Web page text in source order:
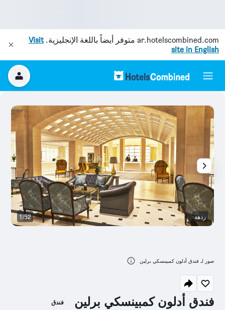
ar.hotelscombined.com متوفر أيضاً باللغة الإنجليزية.Visit
site in English
فندق أدلون كمبينسكي برلين فندق
ردهة 1/52
صور لـ فندق أدلون كمبينسكي برلين